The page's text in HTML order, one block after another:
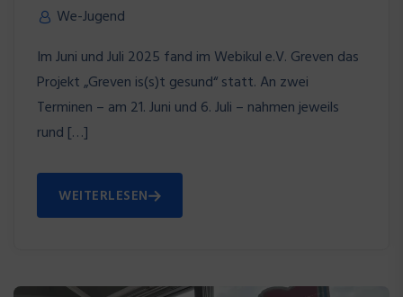
We-Jugend
Im Juni und Juli 2025 fand im Webikul e.V. Greven das
Projekt „Greven is(s)t gesund“ statt. An zwei
Terminen – am 21. Juni und 6. Juli – nahmen jeweils
rund […]
WEITERLESEN